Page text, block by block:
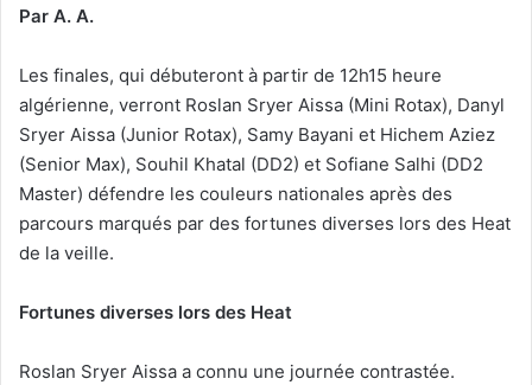
Par A. A.
Les finales, qui débuteront à partir de 12h15 heure
algérienne, verront Roslan Sryer Aissa (Mini Rotax), Danyl
Sryer Aissa (Junior Rotax), Samy Bayani et Hichem Aziez
(Senior Max), Souhil Khatal (DD2) et Sofiane Salhi (DD2
Master) défendre les couleurs nationales après des
parcours marqués par des fortunes diverses lors des Heat
de la veille.
Fortunes diverses lors des Heat
Roslan Sryer Aissa a connu une journée contrastée.